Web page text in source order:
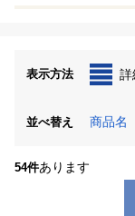
表示方法 詳
並べ替え 商品名
54件あります